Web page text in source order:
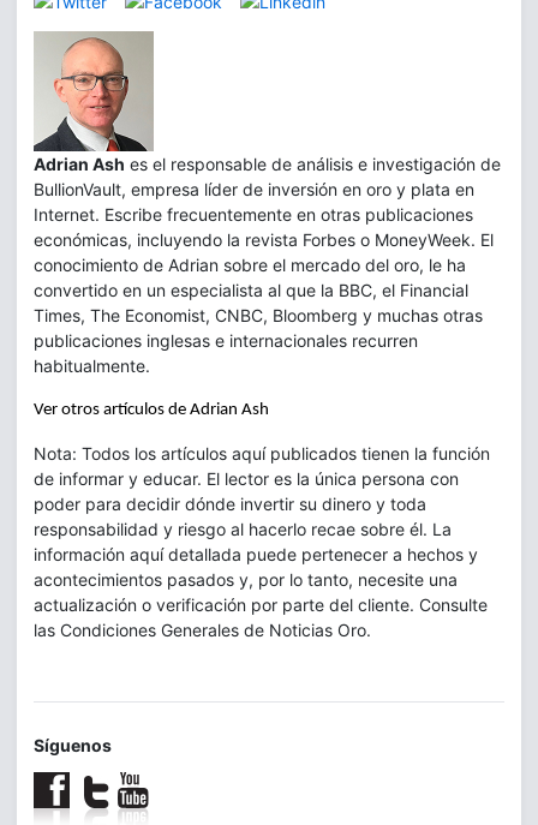
Adrian Ash es el responsable de análisis e investigación de
BullionVault, empresa líder de inversión en oro y plata en
Internet. Escribe frecuentemente en otras publicaciones
económicas, incluyendo la revista Forbes o MoneyWeek. El
conocimiento de Adrian sobre el mercado del oro, le ha
convertido en un especialista al que la BBC, el Financial
Times, The Economist, CNBC, Bloomberg y muchas otras
publicaciones inglesas e internacionales recurren
habitualmente.
Ver otros artículos de Adrian Ash
Nota: Todos los artículos aquí publicados tienen la función
de informar y educar. El lector es la única persona con
poder para decidir dónde invertir su dinero y toda
responsabilidad y riesgo al hacerlo recae sobre él. La
información aquí detallada puede pertenecer a hechos y
acontecimientos pasados y, por lo tanto, necesite una
actualización o verificación por parte del cliente. Consulte
las Condiciones Generales de Noticias Oro.
Síguenos